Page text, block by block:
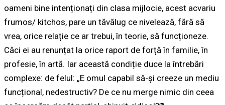
oameni bine intenționați din clasa mijlocie, acest acvariu
frumos/ kitchos, pare un tăvălug ce nivelează, fără să
vrea, orice relație ce ar trebui, în teorie, să funcționeze.
Căci ei au renunțat la orice raport de forță în familie, în
profesie, în artă. Iar această condiție duce la întrebări
complexe: de felul: „E omul capabil să-și creeze un mediu
funcțional, nedestructiv? De ce nu merge nimic din ceea